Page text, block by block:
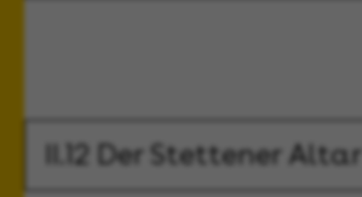
II.12 Der Stettener Altar